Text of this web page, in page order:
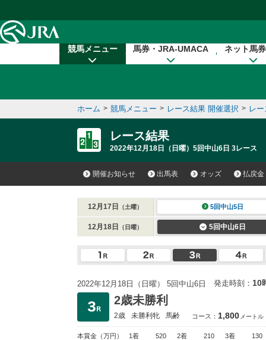
競馬メニュー 馬券・JRA-UMACA ネット馬
ホーム > 競馬メニュー > レース結果 開催選択 > レ
レース結果
2022年12月18日（日曜）5回中山6日 3レース
開催お知らせ 出馬表 オッズ 払戻金
12月17日 （土曜） 5回中山5日
12月18日 （日曜） 5回中山6日
2022年12月18日（日曜） 5回中山6日 発走時刻： 10
2歳未勝利
2歳 未勝利牝 馬齢 コース： 1,800 メートル
本賞金 （万円） 1着 520 2着 210 3着 130